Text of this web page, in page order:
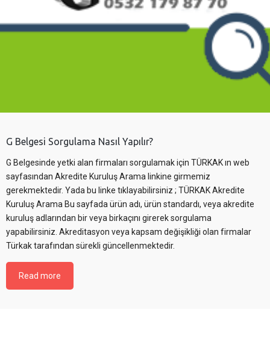
G Belgesi Sorgulama Nasıl Yapılır?
G Belgesinde yetki alan firmaları sorgulamak için TÜRKAK ın web
sayfasından Akredite Kuruluş Arama linkine girmemiz
gerekmektedir. Yada bu linke tıklayabilirsiniz ; TÜRKAK Akredite
Kuruluş Arama Bu sayfada ürün adı, ürün standardı, veya akredite
kuruluş adlarından bir veya birkaçını girerek sorgulama
yapabilirsiniz. Akreditasyon veya kapsam değişikliği olan firmalar
Türkak tarafından sürekli güncellenmektedir.
Read more